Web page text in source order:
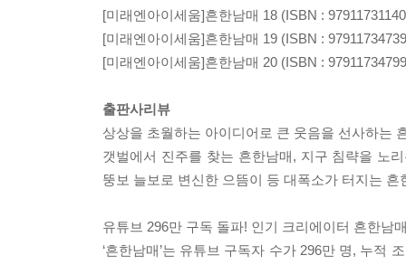
[미래엔아이세움]흔한남매 18 (ISBN :
[미래엔아이세움]흔한남매 19 (ISBN :
[미래엔아이세움]흔한남매 20 (ISBN :
출판사리뷰
상상을 초월하는 아이디어로 큰 웃음을 선사하는
갯벌에서 진주를 찾는 흔한남매, 지구 침략을 노
뚱보 늘보로 변신한 으뜸이 등 대폭소가 터지는
유튜브 296만 구독 돌파! 인기 크리에이터 흔한남
‘흔한남매’는 유튜브 구독자 수가 296만 명, 누적